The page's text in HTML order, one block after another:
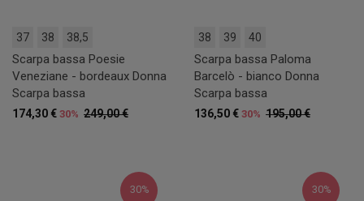
37 38 38,5
Scarpa bassa Poesie
Veneziane - bordeaux Donna
Scarpa bassa
249,00 €
174,30 € 30%
38 39 40
Scarpa bassa Paloma
Barcelò - bianco Donna
Scarpa bassa
195,00 €
136,50 € 30%
30% 30%